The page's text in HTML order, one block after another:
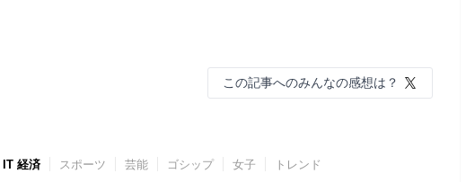
この記事へのみんなの感想は？
IT 経済 スポーツ 芸能 ゴシップ 女子 トレンド